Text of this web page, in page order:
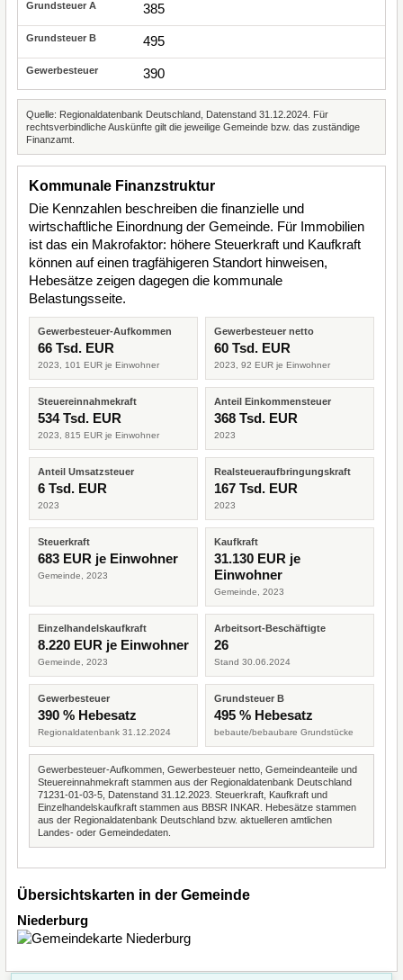
385
495
390
Quelle: Regionaldatenbank Deutschland, Datenstand 31.12.2024. Für
rechtsverbindliche Auskünfte gilt die jeweilige Gemeinde bzw. das zuständige
Finanzamt.
Kommunale Finanzstruktur
Die Kennzahlen beschreiben die finanzielle und
wirtschaftliche Einordnung der Gemeinde. Für Immobilien
ist das ein Makrofaktor: höhere Steuerkraft und Kaufkraft
können auf einen tragfähigeren Standort hinweisen,
Hebesätze zeigen dagegen die kommunale
Belastungsseite.
Gewerbesteuer-Aufkommen
66 Tsd. EUR
2023, 101 EUR je Einwohner
Gewerbesteuer netto
60 Tsd. EUR
2023, 92 EUR je Einwohner
Steuereinnahmekraft
534 Tsd. EUR
2023, 815 EUR je Einwohner
Anteil Einkommensteuer
368 Tsd. EUR
2023
Anteil Umsatzsteuer
6 Tsd. EUR
2023
Realsteueraufbringungskraft
167 Tsd. EUR
2023
Steuerkraft
683 EUR je Einwohner
Gemeinde, 2023
Kaufkraft
31.130 EUR je
Einwohner
Gemeinde, 2023
Einzelhandelskaufkraft
8.220 EUR je Einwohner
Gemeinde, 2023
Arbeitsort-Beschäftigte
26
Stand 30.06.2024
Gewerbesteuer
390 % Hebesatz
Regionaldatenbank 31.12.2024
Grundsteuer B
495 % Hebesatz
bebaute/bebaubare Grundstücke
Gewerbesteuer-Aufkommen, Gewerbesteuer netto, Gemeindeanteile und
Steuereinnahmekraft stammen aus der Regionaldatenbank Deutschland
71231-01-03-5, Datenstand 31.12.2023. Steuerkraft, Kaufkraft und
Einzelhandelskaufkraft stammen aus BBSR INKAR. Hebesätze stammen
aus der Regionaldatenbank Deutschland bzw. aktuelleren amtlichen
Landes- oder Gemeindedaten.
Übersichtskarten in der Gemeinde
Niederburg